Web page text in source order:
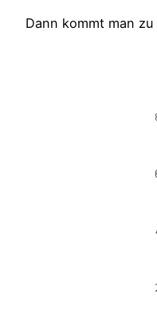
Dann kommt man